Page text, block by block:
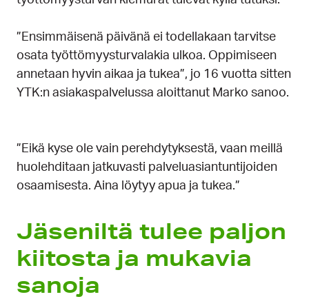
”Ensimmäisenä päivänä ei todellakaan tarvitse
osata työttömyysturvalakia ulkoa. Oppimiseen
annetaan hyvin aikaa ja tukea”, jo 16 vuotta sitten
YTK:n asiakaspalvelussa aloittanut Marko sanoo.
”Eikä kyse ole vain perehdytyksestä, vaan meillä
huolehditaan jatkuvasti palveluasiantuntijoiden
osaamisesta. Aina löytyy apua ja tukea.”
Jäseniltä tulee paljon
kiitosta ja mukavia
sanoja